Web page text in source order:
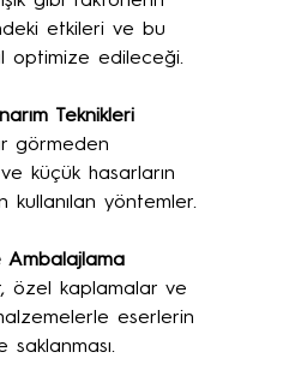
etkileri ve bu
optimize edileceği.
Teknikleri
görmeden
küçük hasarların
kullanılan yöntemler.
Ambalajlama
özel kaplamalar ve
eserlerin
saklanması.